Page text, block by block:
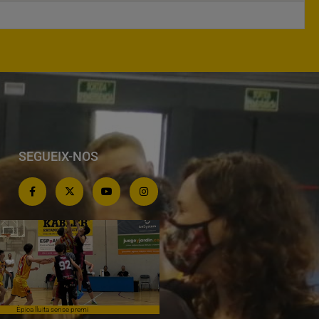
SEGUEIX-NOS
Èpica lluita sense premi